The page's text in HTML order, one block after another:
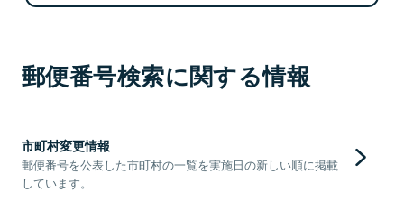
郵便番号検索に関する情報
市町村変更情報
郵便番号を公表した市町村の一覧を実施日の新しい順に掲載
しています。